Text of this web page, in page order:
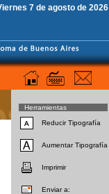
7 de agosto de 2026
Herramientas
Reducir Tipografía
Aumentar Tipografía
Imprimir
Enviar a: